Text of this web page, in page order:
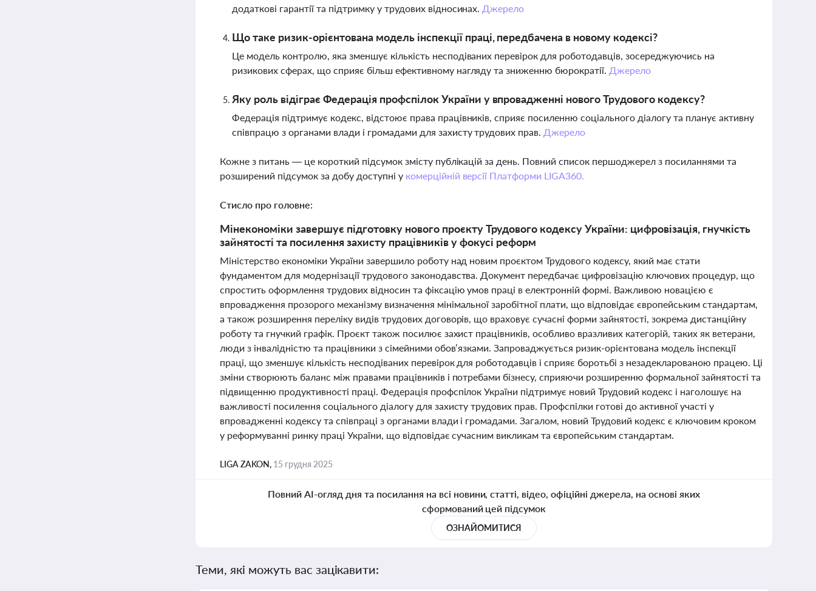
додаткові гарантії та підтримку у трудових відносинах. Джерело
Що таке ризик-орієнтована модель інспекції праці, передбачена в новому кодексі?
Це модель контролю, яка зменшує кількість несподіваних перевірок для роботодавців, зосереджуючись на
ризикових сферах, що сприяє більш ефективному нагляду та зниженню бюрократії. Джерело
Яку роль відіграє Федерація профспілок України у впровадженні нового Трудового кодексу?
Федерація підтримує кодекс, відстоює права працівників, сприяє посиленню соціального діалогу та планує активну
співпрацю з органами влади і громадами для захисту трудових прав. Джерело
Кожне з питань — це короткий підсумок змісту публікацій за день. Повний список першоджерел з посиланнями та
розширений підсумок за добу доступні у комерційній версії Платформи LIGA360.
Стисло про головне:
Мінекономіки завершує підготовку нового проєкту Трудового кодексу України: цифровізація, гнучкість
зайнятості та посилення захисту працівників у фокусі реформ
Міністерство економіки України завершило роботу над новим проєктом Трудового кодексу, який має стати
фундаментом для модернізації трудового законодавства. Документ передбачає цифровізацію ключових процедур, що
спростить оформлення трудових відносин та фіксацію умов праці в електронній формі. Важливою новацією є
впровадження прозорого механізму визначення мінімальної заробітної плати, що відповідає європейським стандартам,
а також розширення переліку видів трудових договорів, що враховує сучасні форми зайнятості, зокрема дистанційну
роботу та гнучкий графік. Проєкт також посилює захист працівників, особливо вразливих категорій, таких як ветерани,
люди з інвалідністю та працівники з сімейними обов’язками. Запроваджується ризик-орієнтована модель інспекції
праці, що зменшує кількість несподіваних перевірок для роботодавців і сприяє боротьбі з незадекларованою працею. Ці
зміни створюють баланс між правами працівників і потребами бізнесу, сприяючи розширенню формальної зайнятості та
підвищенню продуктивності праці. Федерація профспілок України підтримує новий Трудовий кодекс і наголошує на
важливості посилення соціального діалогу для захисту трудових прав. Профспілки готові до активної участі у
впровадженні кодексу та співпраці з органами влади і громадами. Загалом, новий Трудовий кодекс є ключовим кроком
у реформуванні ринку праці України, що відповідає сучасним викликам та європейським стандартам.
LIGA ZAKON, 15 грудня 2025
Повний AI-огляд дня та посилання на всі новини, статті, відео, офіційні джерела, на основі яких
сформований цей підсумок
ОЗНАЙОМИТИСЯ
Теми, які можуть вас зацікавити: